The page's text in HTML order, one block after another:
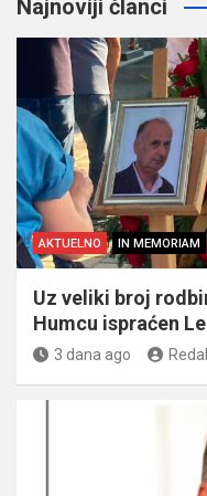
Najnoviji članci
AKTUELNO IN MEMORIAM
Uz veliki broj
Humcu ispraćen
3 dana ago